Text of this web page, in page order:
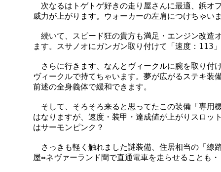
次なるはトゲトゲ好きの走り屋さんに最適、鋲オ
威力が上がります。ウォーカーの左肩につけちゃい
続いて、スピード狂の貴方も満足・エンジン改造
ます。スサノオにガンガン取り付けて「速度：113
さらに行きます、なんとヴィークルに腕を取り付
ヴィークルで持てちゃいます。夢が広がるステキ装
前述の全身義体で緩和できます。
そして、そろそろ来ると思ってたこの装備「専用
はなりますが、速度・装甲・達成値が上がりスロッ
はサーモンピンク？
さっきも軽く触れました謎装備、住居相当の「線
屋⇔ネヴァーランド間で直通電車を走らせることも